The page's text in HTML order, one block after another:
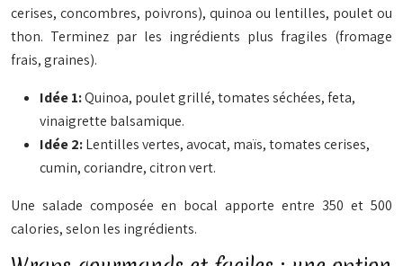
cerises, concombres, poivrons), quinoa ou lentilles, poulet ou
thon. Terminez par les ingrédients plus fragiles (fromage
frais, graines).
Idée 1:Quinoa, poulet grillé, tomates séchées, feta,
vinaigrette balsamique.
Idée 2:Lentilles vertes, avocat, maïs, tomates cerises,
cumin, coriandre, citron vert.
Une salade composée en bocal apporte entre 350 et 500
calories, selon les ingrédients.